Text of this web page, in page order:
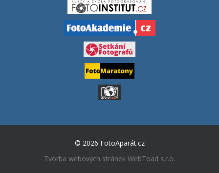
© 2026 FotoAparát.cz
Tvorba webových stránek WebToad s.r.o.